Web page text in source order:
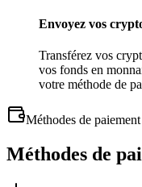
Envoyez vos
Transférez vos
vos fonds en
votre méthode de
Méthodes de paiement
Méthodes de